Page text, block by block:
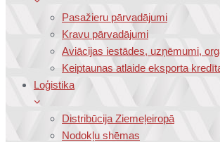
Pasažieru pārvadājumi
Kravu pārvadājumi
Aviācijas iestādes, uzņēmumi,
Keiptaunas atlaide eksporta
Loģistika
Distribūcija Ziemeļeiropā
Nodokļu shēmas